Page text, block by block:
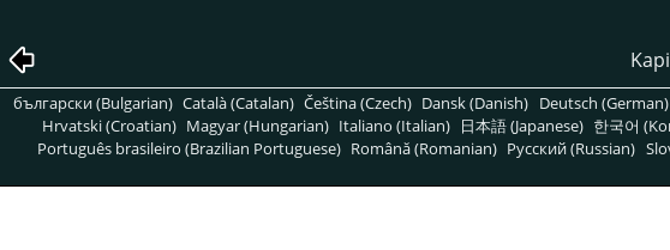
български (Bulgarian) Català (Catalan) Čeština (Czech) Dansk (Danish) Deutsch (German)
Hrvatski (Croatian) Magyar (Hungarian) Italiano (Italian) 日本語 (Japanese) 한국어
Português brasileiro (Brazilian Portuguese) Română (Romanian) Pусский (Russian)